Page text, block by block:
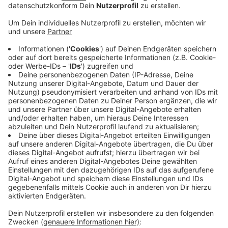
Anzeige
Luxus-Uhren im Wert von bis zu 160.000 Euro haben
die Ermittler allein in der Rheindorfer Villa
sichergestellt. Dazu kommen rund 100
Schmuckstücke die teilweise einen Einzelwert von
mehr als 1.000 Euro hätten, so ein Sachverständiger.
Außerdem hat der Clan rund 75.000 Euro allein in die
Sanierung der Bäder und Elektrik des Rheindorfer
Anwesens gesteckt.
Sieben Angeklagte stehen gerade in Düsseldorf vor
Gericht unter anderem wegen bandenmäßigem
Sozialbetrugs, Steuerhinterziehung, schwerer
Körperverletzung und Zwangsarbeit. Ihnen drohen bis
zu 15 Jahre Haft.
Anzeige